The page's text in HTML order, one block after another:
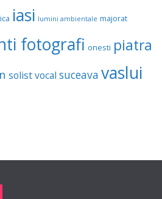
iasi lumini ambientale majorat
fotografi onesti piatra
solist vocal suceava vaslui